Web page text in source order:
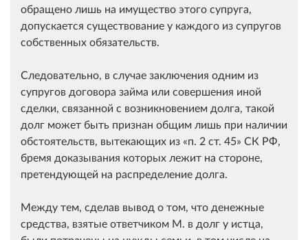
обращено лишь на имущество этого супруга,
допускается существование у каждого из супругов
собственных обязательств.
Следовательно, в случае заключения одним из
супругов договора займа или совершения иной
сделки, связанной с возникновением долга, такой
долг может быть признан общим лишь при наличии
обстоятельств, вытекающих из
п. 2 ст. 45 СК РФ,
бремя доказывания которых лежит на стороне,
претендующей на распределение долга.
Между тем, сделав вывод о том, что денежные
средства, взятые ответчиком М. в долг у истца,